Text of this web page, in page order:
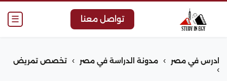
☰ تواصل معنا
ادرس في مصر › مدونة الدراسة في مصر › تخصص تمريض
›